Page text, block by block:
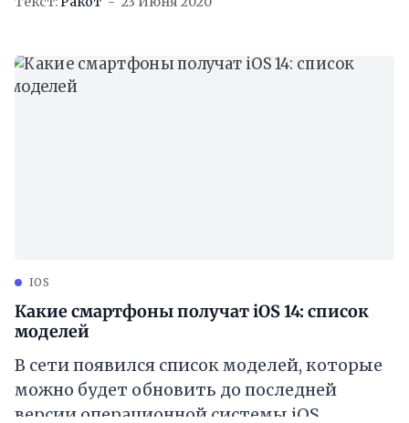
IOS
Какие смартфоны получат iOS 14: список
моделей
В сети появился список моделей, которые
можно будет обновить до последней
версии операционной системы iOS.